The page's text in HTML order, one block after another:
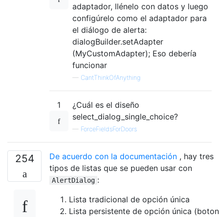
adaptador, llénelo con datos y luego
configúrelo como el adaptador para
el diálogo de alerta:
dialogBuilder.setAdapter
(MyCustomAdapter); Eso debería
funcionar
— CantThinkOfAnything
1
¿Cuál es el diseño
select_dialog_single_choice?
— ForceFieldsForDoors
254 De acuerdo con la documentación , hay tres
tipos de listas que se pueden usar con
AlertDialog :
Lista tradicional de opción única
Lista persistente de opción única